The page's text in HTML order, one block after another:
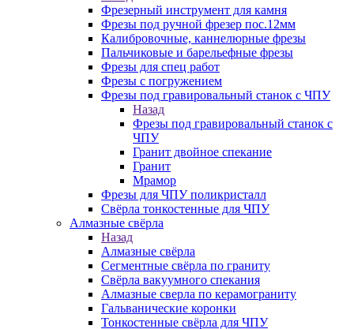
Фрезерный инструмент для камня
Фрезы под ручной фрезер пос.12мм
Калибровочные, каннелюрные фрезы
Пальчиковые и барельефные фрезы
Фрезы для спец работ
Фрезы с погружением
Фрезы под гравировальный станок с ЧПУ
Назад
Фрезы под гравировальный станок с
ЧПУ
Гранит двойное спекание
Гранит
Мрамор
Фрезы для ЧПУ поликристалл
Свёрла тонкостенные для ЧПУ
Алмазные свёрла
Назад
Алмазные свёрла
Сегментные свёрла по граниту
Свёрла вакуумного спекания
Алмазные сверла по керамограниту
Гальванические коронки
Тонкостенные свёрла для ЧПУ